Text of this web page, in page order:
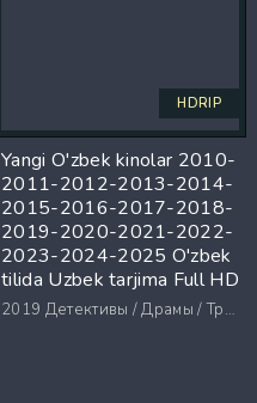
HDRIP
Yangi O'zbek kinolar 2010-
2011-2012-2013-2014-
2015-2016-2017-2018-
2019-2020-2021-2022-
2023-2024-2025 O'zbek
tilida Uzbek tarjima Full HD
2019 Детективы / Драмы / Триллеры / Ужасы